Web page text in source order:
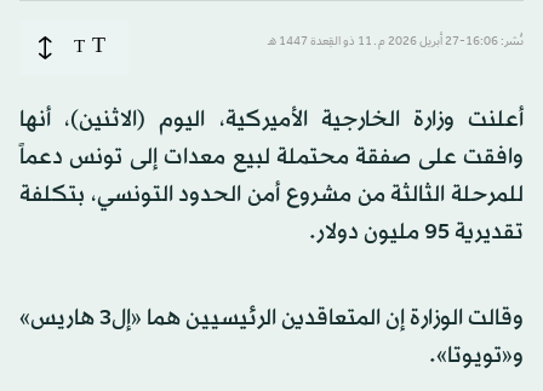
نُشر: 16:06-27 أبريل 2026 م ـ 11 ذو القِعدة 1447 هـ T
T
أعلنت وزارة الخارجية الأميركية، اليوم (الاثنين)، أنها
وافقت على صفقة محتملة لبيع معدات إلى تونس دعماً
للمرحلة الثالثة من مشروع أمن الحدود التونسي، بتكلفة
تقديرية 95 مليون دولار.
وقالت الوزارة إن المتعاقدين الرئيسيين هما «إل3 هاريس»
و«تويوتا».